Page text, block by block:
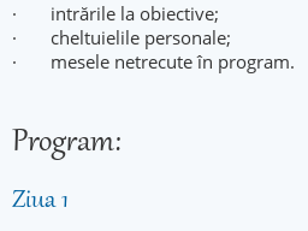
· intrările la obiective;
· cheltuielile personale;
· mesele netrecute în program.
Program:
Ziua 1